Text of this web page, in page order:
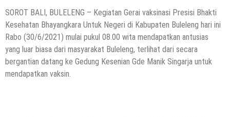
SOROT BALI, BULELENG – Kegiatan Gerai vaksinasi Presisi Bhakti
Kesehatan Bhayangkara Untuk Negeri di Kabupaten Buleleng hari ini
Rabo (30/6/2021) mulai pukul 08.00 wita mendapatkan antusias
yang luar biasa dari masyarakat Buleleng, terlihat dari secara
bergantian datang ke Gedung Kesenian Gde Manik Singarja untuk
mendapatkan vaksin.